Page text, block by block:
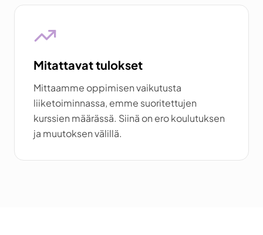
Mitattavat tulokset
Mittaamme oppimisen vaikutusta
liiketoiminnassa, emme suoritettujen
kurssien määrässä. Siinä on ero koulutuksen
ja muutoksen välillä.